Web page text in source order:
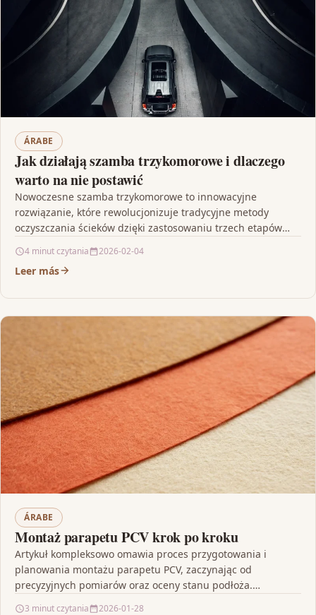
ÁRABE
Jak działają szamba trzykomorowe i dlaczego
warto na nie postawić
Nowoczesne szamba trzykomorowe to innowacyjne
rozwiązanie, które rewolucjonizuje tradycyjne metody
oczyszczania ścieków dzięki zastosowaniu trzech etapów
odpowiedzialne kolejno…
4 minut czytania 2026-02-04
Leer más
ÁRABE
Montaż parapetu PCV krok po kroku
Artykuł kompleksowo omawia proces przygotowania i
planowania montażu parapetu PCV, zaczynając od
precyzyjnych pomiarów oraz oceny stanu podłoża.
3 minut czytania 2026-01-28